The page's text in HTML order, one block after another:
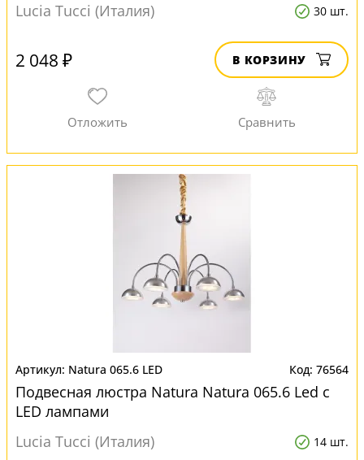
Lucia Tucci (Италия)
30 шт.
2 048 ₽ В КОРЗИНУ
Natura 065.6 LED 76564
Подвесная люстра Natura Natura 065.6 Led с
LED лампами
Lucia Tucci (Италия)
14 шт.